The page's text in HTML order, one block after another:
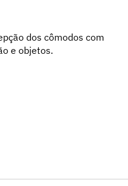
dos cômodos com
e objetos.